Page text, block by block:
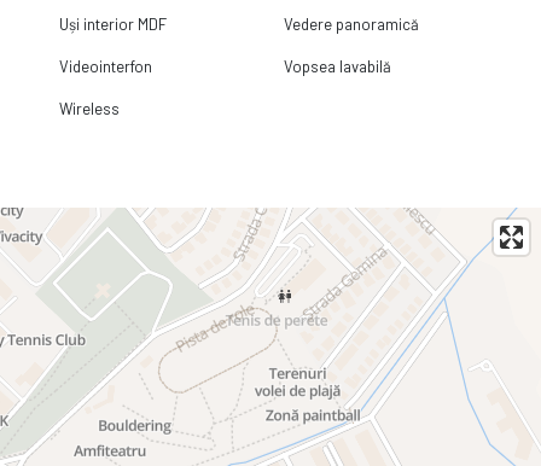
Uși interior MDF Vedere panoramică
Videointerfon Vopsea lavabilă
Wireless